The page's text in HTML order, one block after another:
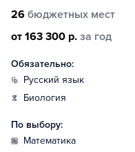
26 бюджетных мест
от 163 300 р. за год
Обязательно:
русский язык
биология
По выбору:
математика